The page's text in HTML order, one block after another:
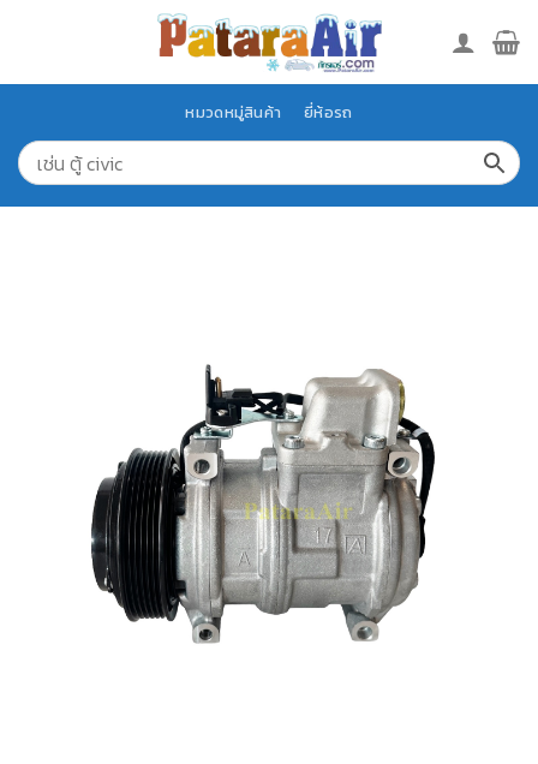
หมวดหมู่สินค้า ยี่ห้อรถ